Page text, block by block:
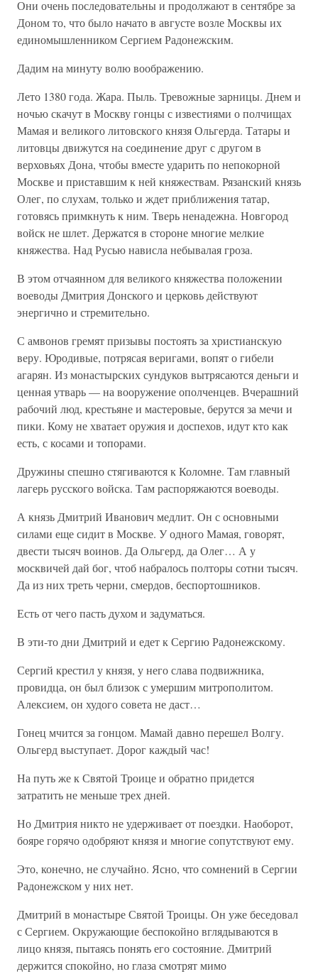
Они очень последовательны и продолжают в сентябре за
Доном то, что было начато в августе возле Москвы их
единомышленником Сергием Радонежским.
Дадим на минуту волю воображению.
Лето 1380 года. Жара. Пыль. Тревожные зарницы. Днем и
ночью скачут в Москву гонцы с известиями о полчищах
Мамая и великого литовского князя Ольгерда. Татары и
литовцы движутся на соединение друг с другом в
верховьях Дона, чтобы вместе ударить по непокорной
Москве и приставшим к ней княжествам. Рязанский князь
Олег, по слухам, только и ждет приближения татар,
готовясь примкнуть к ним. Тверь ненадежна. Новгород
войск не шлет. Держатся в стороне многие мелкие
княжества. Над Русью нависла небывалая гроза.
В этом отчаянном для великого княжества положении
воеводы Дмитрия Донского и церковь действуют
энергично и стремительно.
С амвонов гремят призывы постоять за христианскую
веру. Юродивые, потрясая веригами, вопят о гибели
агарян. Из монастырских сундуков вытрясаются деньги и
ценная утварь — на вооружение ополченцев. Вчерашний
рабочий люд, крестьяне и мастеровые, берутся за мечи и
пики. Кому не хватает оружия и доспехов, идут кто как
есть, с косами и топорами.
Дружины спешно стягиваются к Коломне. Там главный
лагерь русского войска. Там распоряжаются воеводы.
А князь Дмитрий Иванович медлит. Он с основными
силами еще сидит в Москве. У одного Мамая, говорят,
двести тысяч воинов. Да Ольгерд, да Олег… А у
москвичей дай бог, чтоб набралось полторы сотни тысяч.
Да из них треть черни, смердов, беспортошников.
Есть от чего пасть духом и задуматься.
В эти-то дни Дмитрий и едет к Сергию Радонежскому.
Сергий крестил у князя, у него слава подвижника,
провидца, он был близок с умершим митрополитом.
Алексием, он худого совета не даст…
Гонец мчится за гонцом. Мамай давно перешел Волгу.
Ольгерд выступает. Дорог каждый час!
На путь же к Святой Троице и обратно придется
затратить не меньше трех дней.
Но Дмитрия никто не удерживает от поездки. Наоборот,
бояре горячо одобряют князя и многие сопутствуют ему.
Это, конечно, не случайно. Ясно, что сомнений в Сергии
Радонежском у них нет.
Дмитрий в монастыре Святой Троицы. Он уже беседовал
с Сергием. Окружающие беспокойно вглядываются в
лицо князя, пытаясь понять его состояние. Дмитрий
держится спокойно, но глаза смотрят мимо